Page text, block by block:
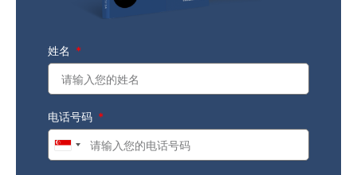
姓名
电话号码
Singapore